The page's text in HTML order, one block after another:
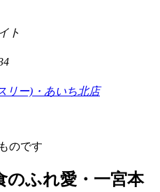
ト
リー)・あいち北店
のです
のふれ愛・一宮本